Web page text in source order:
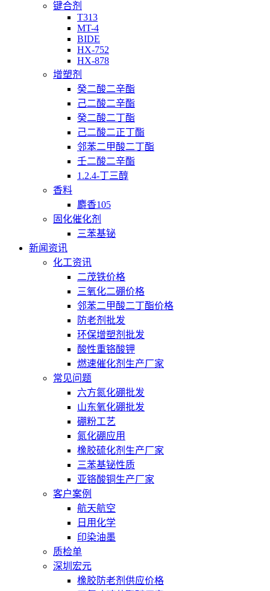
键合剂
T313
MT-4
BIDE
HX-752
HX-878
增塑剂
癸二酸二辛酯
己二酸二辛酯
癸二酸二丁酯
己二酸二正丁酯
邻苯二甲酸二丁酯
壬二酸二辛酯
1.2.4-丁三醇
香料
麝香105
固化催化剂
三苯基铋
新闻资讯
化工资讯
二茂铁价格
三氧化二硼价格
邻苯二甲酸二丁酯价格
防老剂批发
环保增塑剂批发
酸性重铬酸钾
燃速催化剂生产厂家
常见问题
六方氮化硼批发
山东氧化硼批发
硼粉工艺
氮化硼应用
橡胶硫化剂生产厂家
三苯基铋性质
亚铬酸铜生产厂家
客户案例
航天航空
日用化学
印染油墨
质检单
深圳宏元
橡胶防老剂供应价格